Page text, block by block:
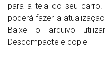
para a tela do seu
poderá fazer a
Baixe o arquivo
Descompacte e copie